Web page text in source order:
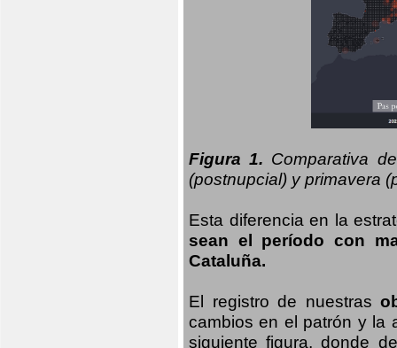
Figura 1. Comparativa
(postnupcial) y primavera
Esta diferencia en la
sean el período con
Cataluña.
El registro de nuestras
cambios en el patrón y la
siguiente figura, donde